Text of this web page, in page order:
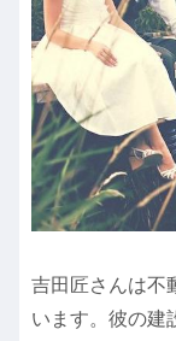
吉田匠さんは不
います。彼の建